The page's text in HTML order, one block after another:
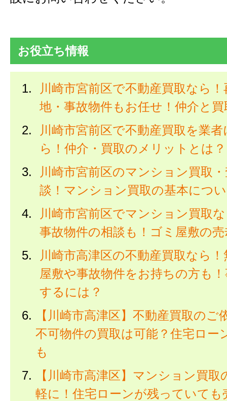
お役立ち情報
川崎市宮前区で不動産買取なら
地・事故物件もお任せ！仲介と
川崎市宮前区で不動産買取を業
ら！仲介・買取のメリットとは？
川崎市宮前区のマンション買取
談！マンション買取の基本につ
川崎市宮前区でマンション買取
事故物件の相談も！ゴミ屋敷の
川崎市高津区の不動産買取なら
屋敷や事故物件をお持ちの方も
するには？
【川崎市高津区】不動産買取のご
不可物件の買取は可能？住宅ロー
も
【川崎市高津区】マンション買
軽に！住宅ローンが残っていても